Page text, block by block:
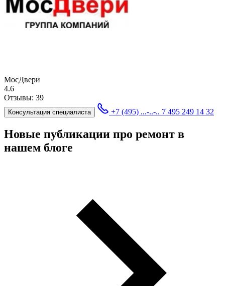
МосДвери
4.6
Отзывы: 39
Консультация специалиста +7 (495) ...-..-.. 7 495 249 14 32
Новые публикации про ремонт в
нашем блоге